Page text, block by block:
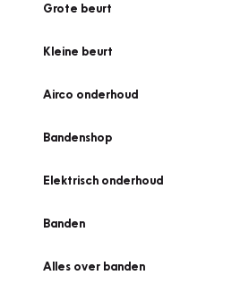
Grote beurt
Kleine beurt
Airco onderhoud
Bandenshop
Elektrisch onderhoud
Banden
Alles over banden